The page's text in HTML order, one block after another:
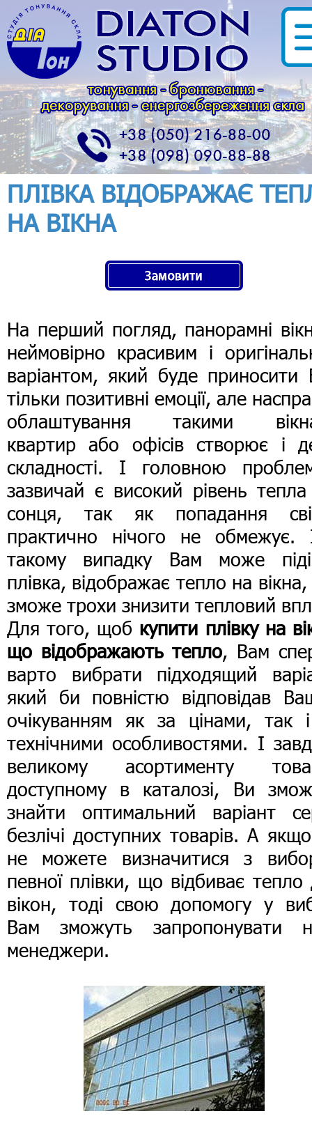
ПЛІВКА ВІДОБРАЖАЄ
НА ВІКНА
На перший погляд, панорамні
неймовірно красивим і
варіантом, який буде приносити
тільки позитивні емоції, але
облаштування такими
квартир або офісів створює і
складності. І головною
зазвичай є високий рівень тепла
сонця, так як попадання
практично нічого не обмежує.
такому випадку Вам може
плівка, відображає тепло на
зможе трохи знизити тепловий
Для того, щоб купити плівку на
що відображають тепло, Вам
варто вибрати підходящий
який би повністю відповідав
очікуванням як за цінами, так
технічними особливостями. І
великому асортименту
доступному в каталозі, Ви
знайти оптимальний варіант
безлічі доступних товарів. А
не можете визначитися з
певної плівки, що відбиває тепло
вікон, тоді свою допомогу у
Вам зможуть запропонувати
менеджери.